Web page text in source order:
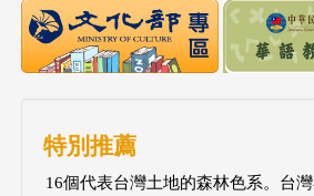
特別推薦
16個代表台灣土地的森林色系。台